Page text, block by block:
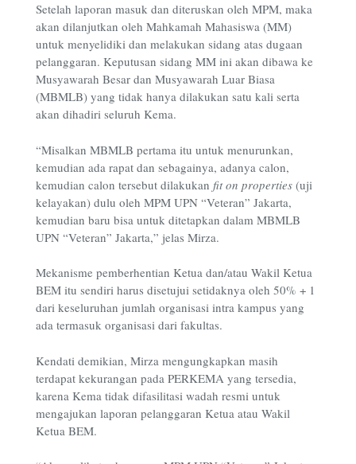
Setelah laporan masuk dan diteruskan oleh MPM, maka
akan dilanjutkan oleh Mahkamah Mahasiswa (MM)
untuk menyelidiki dan melakukan sidang atas dugaan
pelanggaran. Keputusan sidang MM ini akan dibawa ke
Musyawarah Besar dan Musyawarah Luar Biasa
(MBMLB) yang tidak hanya dilakukan satu kali serta
akan dihadiri seluruh Kema.
“Misalkan MBMLB pertama itu untuk menurunkan,
kemudian ada rapat dan sebagainya, adanya calon,
kemudian calon tersebut dilakukan fit on properties (uji
kelayakan) dulu oleh MPM UPN “Veteran” Jakarta,
kemudian baru bisa untuk ditetapkan dalam MBMLB
UPN “Veteran” Jakarta,” jelas Mirza.
Mekanisme pemberhentian Ketua dan/atau Wakil Ketua
BEM itu sendiri harus disetujui setidaknya oleh 50% + 1
dari keseluruhan jumlah organisasi intra kampus yang
ada termasuk organisasi dari fakultas.
Kendati demikian, Mirza mengungkapkan masih
terdapat kekurangan pada PERKEMA yang tersedia,
karena Kema tidak difasilitasi wadah resmi untuk
mengajukan laporan pelanggaran Ketua atau Wakil
Ketua BEM.